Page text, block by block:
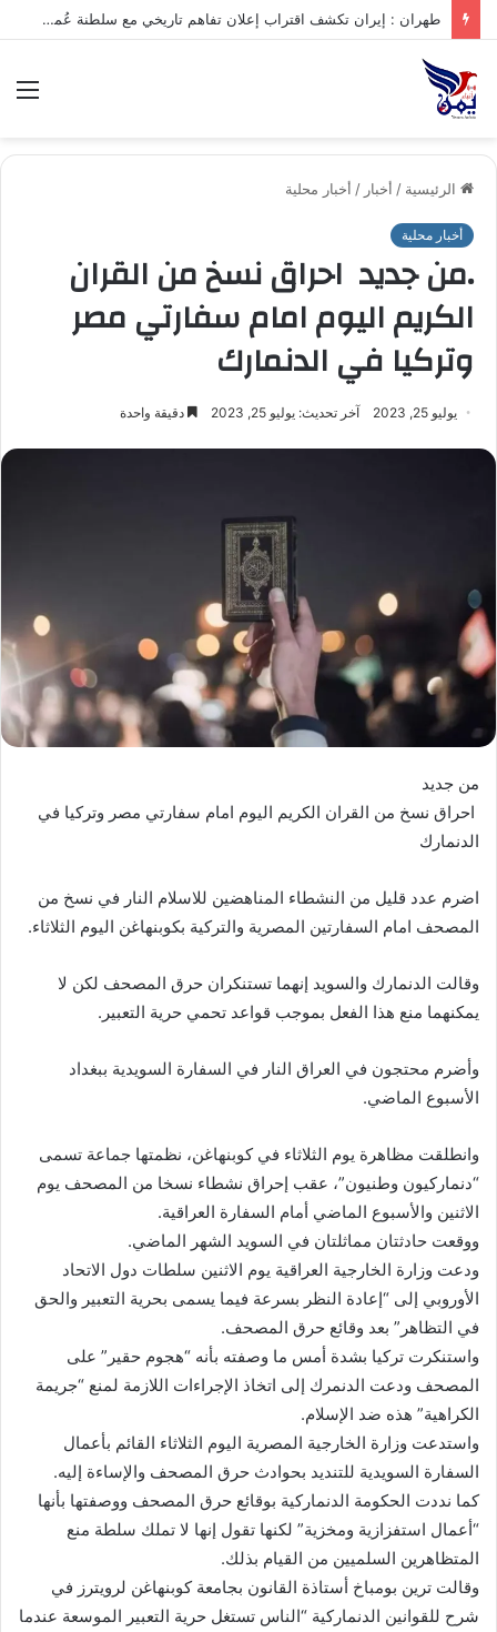
طهران : إيران تكشف اقتراب إعلان تفاهم تاريخي مع سلطنة عُمان بشأن تنظيم الملاحة في مضيق هرمز
الرئيسية / أخبار / أخبار محلية
أخبار محلية
.من جديد احراق نسخ من القران
الكريم اليوم امام سفارتي مصر
وتركيا في الدنمارك
يوليو 25, 2023 آخر تحديث: يوليو 25, 2023 دقيقة واحدة
من جديد
احراق نسخ من القران الكريم اليوم امام سفارتي مصر وتركيا في
الدنمارك
اضرم عدد قليل من النشطاء المناهضين للاسلام النار في نسخ من
المصحف امام السفارتين المصرية والتركية بكوبنهاغن اليوم الثلاثاء.
وقالت الدنمارك والسويد إنهما تستنكران حرق المصحف لكن لا
يمكنهما منع هذا الفعل بموجب قواعد تحمي حرية التعبير.
وأضرم محتجون في العراق النار في السفارة السويدية ببغداد
الأسبوع الماضي.
وانطلقت مظاهرة يوم الثلاثاء في كوبنهاغن، نظمتها جماعة تسمى
“دنماركيون وطنيون”، عقب إحراق نشطاء نسخا من المصحف يوم
الاثنين والأسبوع الماضي أمام السفارة العراقية.
ووقعت حادثتان مماثلتان في السويد الشهر الماضي.
ودعت وزارة الخارجية العراقية يوم الاثنين سلطات دول الاتحاد
الأوروبي إلى “إعادة النظر بسرعة فيما يسمى بحرية التعبير والحق
في التظاهر” بعد وقائع حرق المصحف.
واستنكرت تركيا بشدة أمس ما وصفته بأنه “هجوم حقير” على
المصحف ودعت الدنمرك إلى اتخاذ الإجراءات اللازمة لمنع “جريمة
الكراهية” هذه ضد الإسلام.
واستدعت وزارة الخارجية المصرية اليوم الثلاثاء القائم بأعمال
السفارة السويدية للتنديد بحوادث حرق المصحف والإساءة إليه.
كما نددت الحكومة الدنماركية بوقائع حرق المصحف ووصفتها بأنها
“أعمال استفزازية ومخزية” لكنها تقول إنها لا تملك سلطة منع
المتظاهرين السلميين من القيام بذلك.
وقالت ترين بومباخ أستاذة القانون بجامعة كوبنهاغن لرويترز في
شرح للقوانين الدنماركية “الناس تستغل حرية التعبير الموسعة عندما